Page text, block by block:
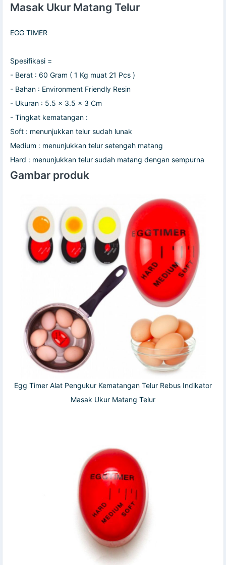
Masak Ukur Matang Telur
EGG TIMER
Spesifikasi =
- Berat : 60 Gram ( 1 Kg muat 21 Pcs )
- Bahan : Environment Friendly Resin
- Ukuran : 5.5 x 3.5 x 3 Cm
- Tingkat kematangan :
Soft : menunjukkan telur sudah lunak
Medium : menunjukkan telur setengah matang
Hard : menunjukkan telur sudah matang dengan sempurna
Gambar produk
Egg Timer Alat Pengukur Kematangan Telur Rebus Indikator
Masak Ukur Matang Telur